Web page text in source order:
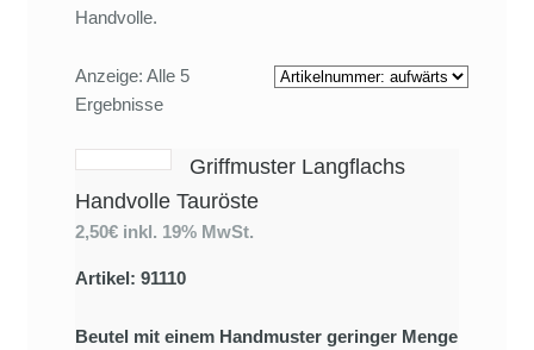
Handvolle.
Anzeige: Alle 5
Ergebnisse
Griffmuster Langflachs
Handvolle Tauröste
2,50€ inkl. 19% MwSt.
Artikel: 91110
Beutel mit einem Handmuster geringer Menge